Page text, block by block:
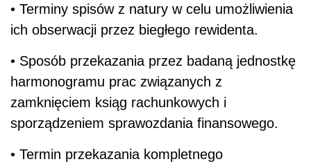
• Terminy spisów z natury w celu umożliwienia
ich obserwacji przez biegłego rewidenta.
• Sposób przekazania przez badaną jednostkę
harmonogramu prac związanych z
zamknięciem ksiąg rachunkowych i
sporządzeniem sprawozdania finansowego.
• Termin przekazania kompletnego